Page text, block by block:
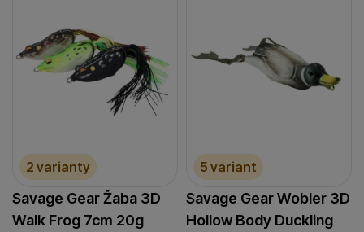
2 varianty
Savage Gear Žaba 3D
Walk Frog 7cm 20g
5 variant
Savage Gear Wobler 3D
Hollow Body Duckling